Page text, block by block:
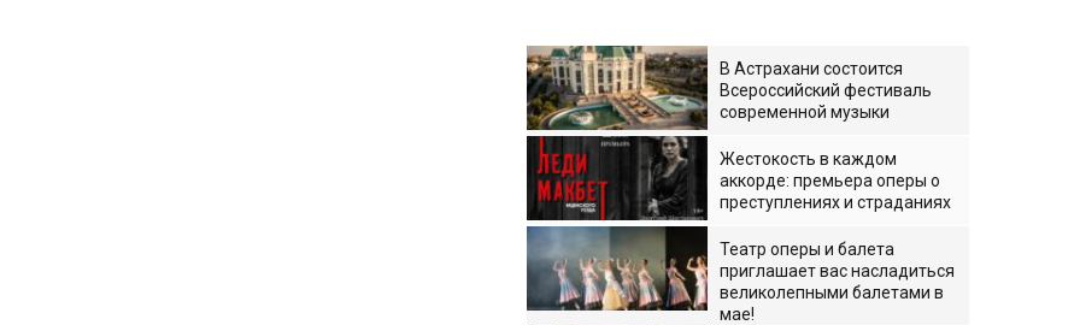
В Астрахани состоится
Всероссийский фестиваль
современной музыки
Жестокость в каждом
аккорде: премьера оперы о
преступлениях и страданиях
Театр оперы и балета
приглашает вас насладиться
великолепными балетами в
мае!